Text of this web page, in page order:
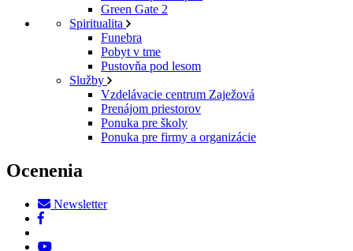
Green Gate 2
Spiritualita
Funebra
Pobyt v tme
Pustovňa pod lesom
Služby
Vzdelávacie centrum Zaježová
Prenájom priestorov
Ponuka pre školy
Ponuka pre firmy a organizácie
Ocenenia
Newsletter